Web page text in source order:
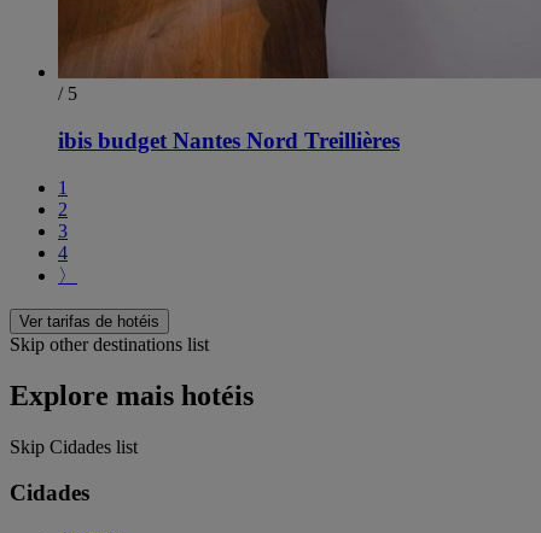
/ 5
ibis budget Nantes Nord Treillières
1
2
3
4
〉
Ver tarifas de hotéis
Skip other destinations list
Explore mais hotéis
Skip Cidades list
Cidades